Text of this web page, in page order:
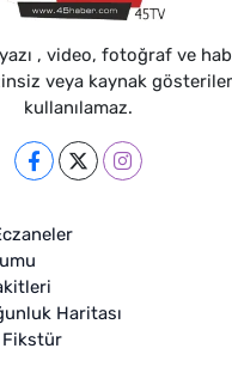
, video, fotoğraf ve
veya kaynak
kullanılamaz.
Haritası
Fikstür